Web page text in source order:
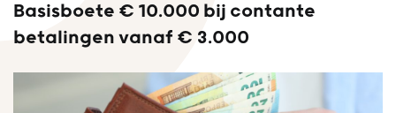
Basisboete € 10.000 bij contante
betalingen vanaf € 3.000